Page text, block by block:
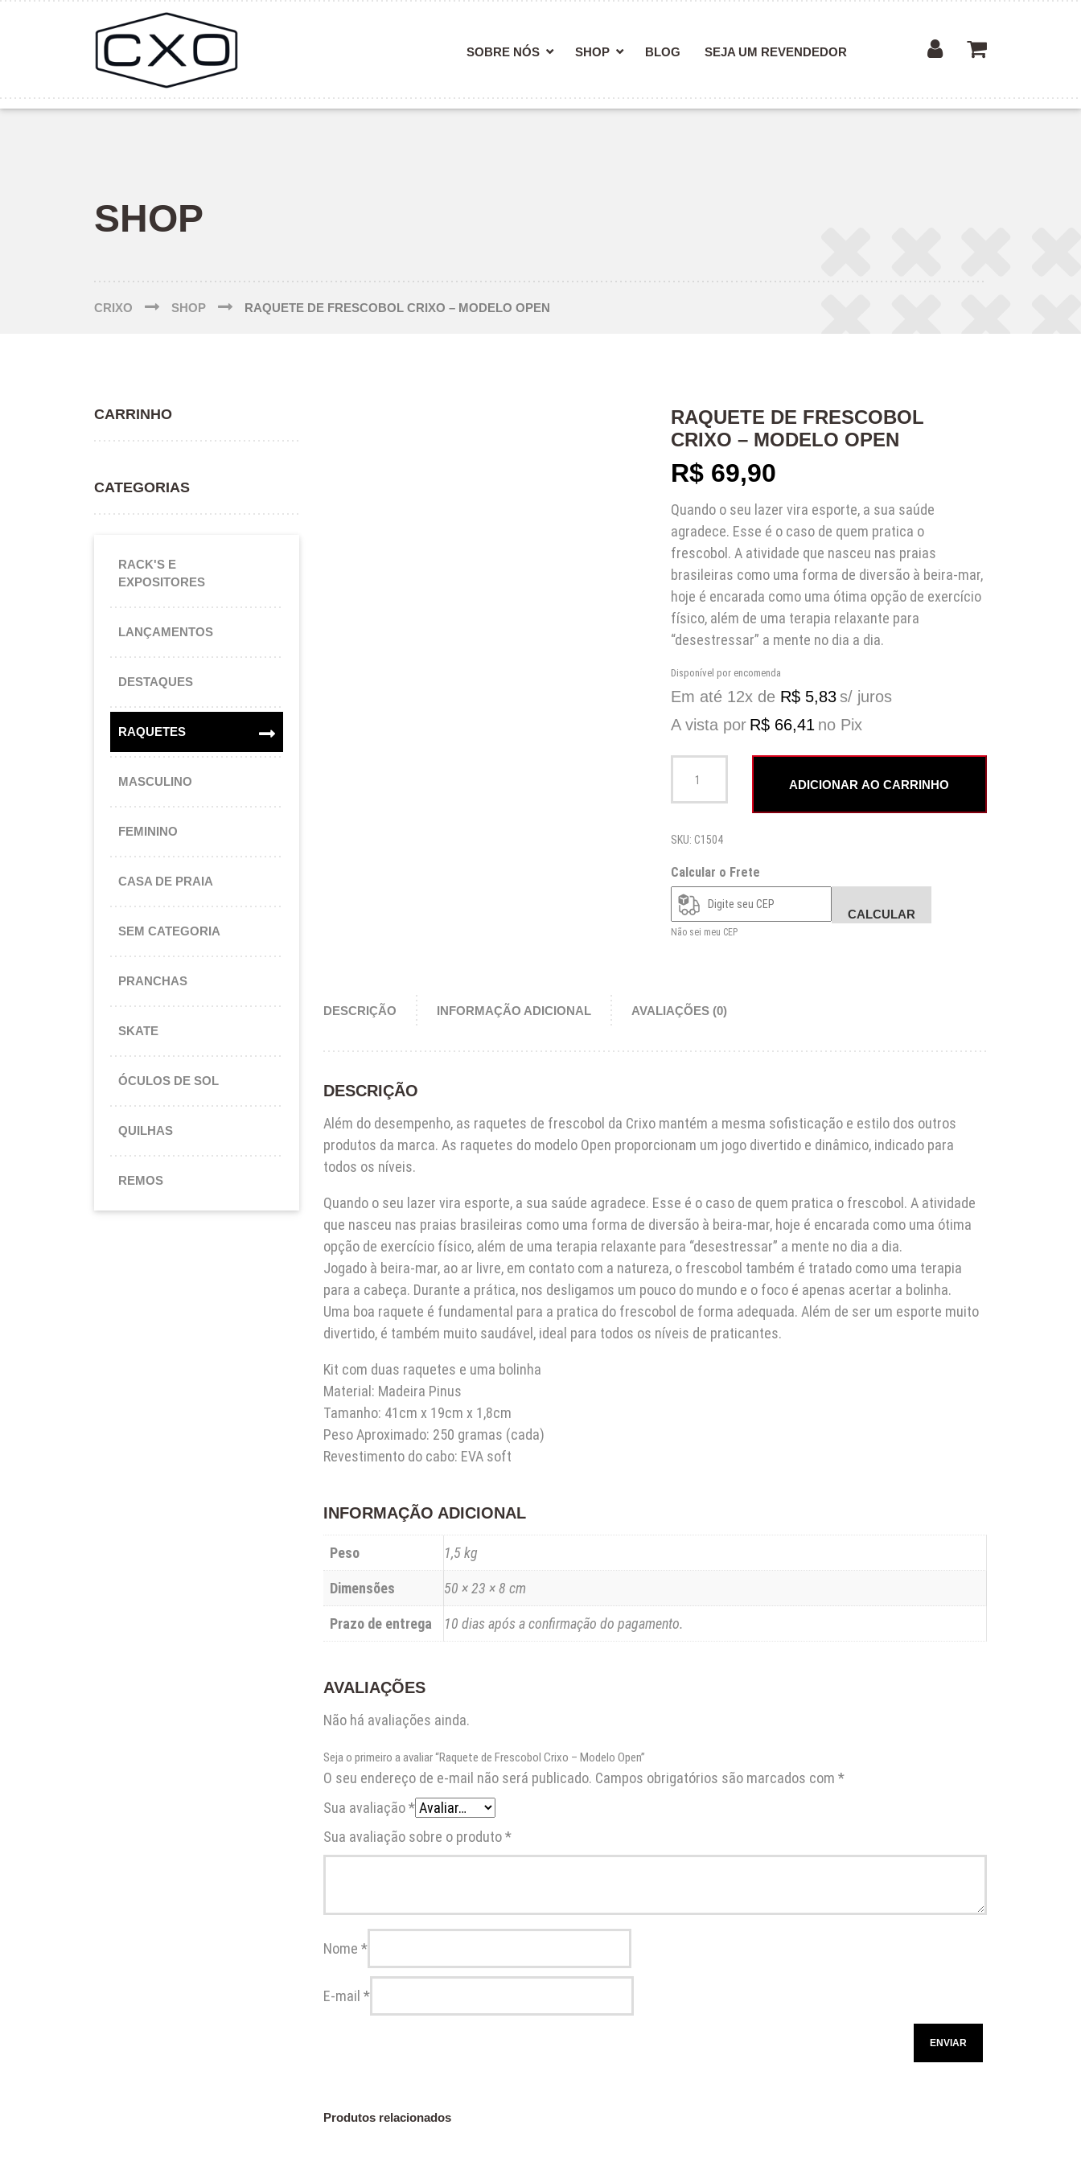
SOBRE NÓS SHOP BLOG SEJA UM REVENDEDOR
SHOP
CRIXO SHOP RAQUETE DE FRESCOBOL CRIXO – MODELO OPEN
RAQUETE DE FRESCOBOL
CRIXO – MODELO OPEN
R$ 69,90
Quando o seu lazer vira esporte, a sua saúde
agradece. Esse é o caso de quem pratica o
frescobol. A atividade que nasceu nas praias
brasileiras como uma forma de diversão à beira-mar,
hoje é encarada como uma ótima opção de exercício
físico, além de uma terapia relaxante para
“desestressar” a mente no dia a dia.
Disponível por encomenda
Em até 12x de R$ 5,83s/ juros
A vista por R$ 66,41 no Pix
ADICIONAR AO CARRINHO
SKU: C1504
Calcular o Frete
CALCULAR
Não sei meu CEP
DESCRIÇÃO INFORMAÇÃO ADICIONAL AVALIAÇÕES (0)
DESCRIÇÃO
Além do desempenho, as raquetes de frescobol da Crixo mantém a mesma sofisticação e estilo dos outros
produtos da marca. As raquetes do modelo Open proporcionam um jogo divertido e dinâmico, indicado para
todos os níveis.
Quando o seu lazer vira esporte, a sua saúde agradece. Esse é o caso de quem pratica o frescobol. A atividade
que nasceu nas praias brasileiras como uma forma de diversão à beira-mar, hoje é encarada como uma ótima
opção de exercício físico, além de uma terapia relaxante para “desestressar” a mente no dia a dia.
Jogado à beira-mar, ao ar livre, em contato com a natureza, o frescobol também é tratado como uma terapia
para a cabeça. Durante a prática, nos desligamos um pouco do mundo e o foco é apenas acertar a bolinha.
Uma boa raquete é fundamental para a pratica do frescobol de forma adequada. Além de ser um esporte muito
divertido, é também muito saudável, ideal para todos os níveis de praticantes.
Kit com duas raquetes e uma bolinha
Material: Madeira Pinus
Tamanho: 41cm x 19cm x 1,8cm
Peso Aproximado: 250 gramas (cada)
Revestimento do cabo: EVA soft
INFORMAÇÃO ADICIONAL
Peso 1,5 kg
Dimensões 50 × 23 × 8 cm
Prazo de entrega 10 dias após a confirmação do pagamento.
AVALIAÇÕES
Não há avaliações ainda.
Seja o primeiro a avaliar “Raquete de Frescobol Crixo – Modelo Open”
O seu endereço de e-mail não será publicado. Campos obrigatórios são marcados com *
Sua avaliação*
Sua avaliação sobre o produto*
Nome *
E-mail *
Produtos relacionados
CARRINHO
CATEGORIAS
RACK'S E
EXPOSITORES
LANÇAMENTOS
DESTAQUES
RAQUETES
MASCULINO
FEMININO
CASA DE PRAIA
SEM CATEGORIA
PRANCHAS
SKATE
ÓCULOS DE SOL
QUILHAS
REMOS